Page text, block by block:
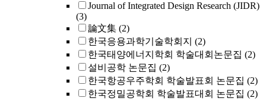
Journal of Integrated Design Research (JIDR)
(3)
論文集 (2)
한국응용과학기술학회지 (2)
한국태양에너지학회 학술대회논문집 (2)
설비공학 논문집 (2)
한국항공우주학회 학술발표회 논문집 (2)
한국정밀공학회 학술발표대회 논문집 (2)